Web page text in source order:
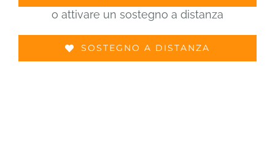
o attivare un sostegno a distanza
SOSTEGNO A DISTANZA